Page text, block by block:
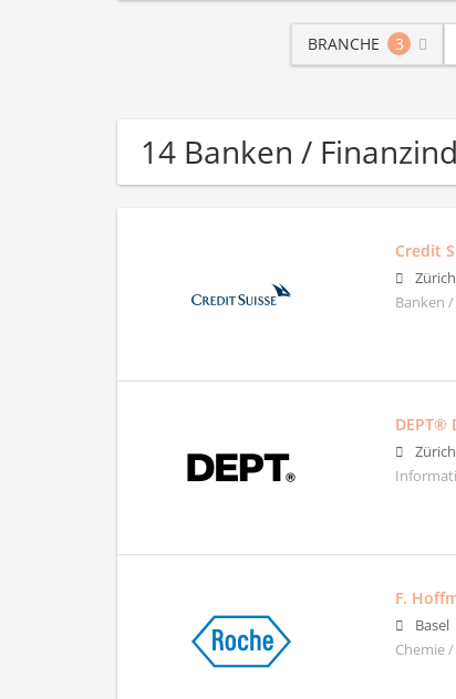
BRANCHE 3
14 Banken /
Credit
Zürich
Banken
DEPT®
Zürich
F.
Basel
Chemie